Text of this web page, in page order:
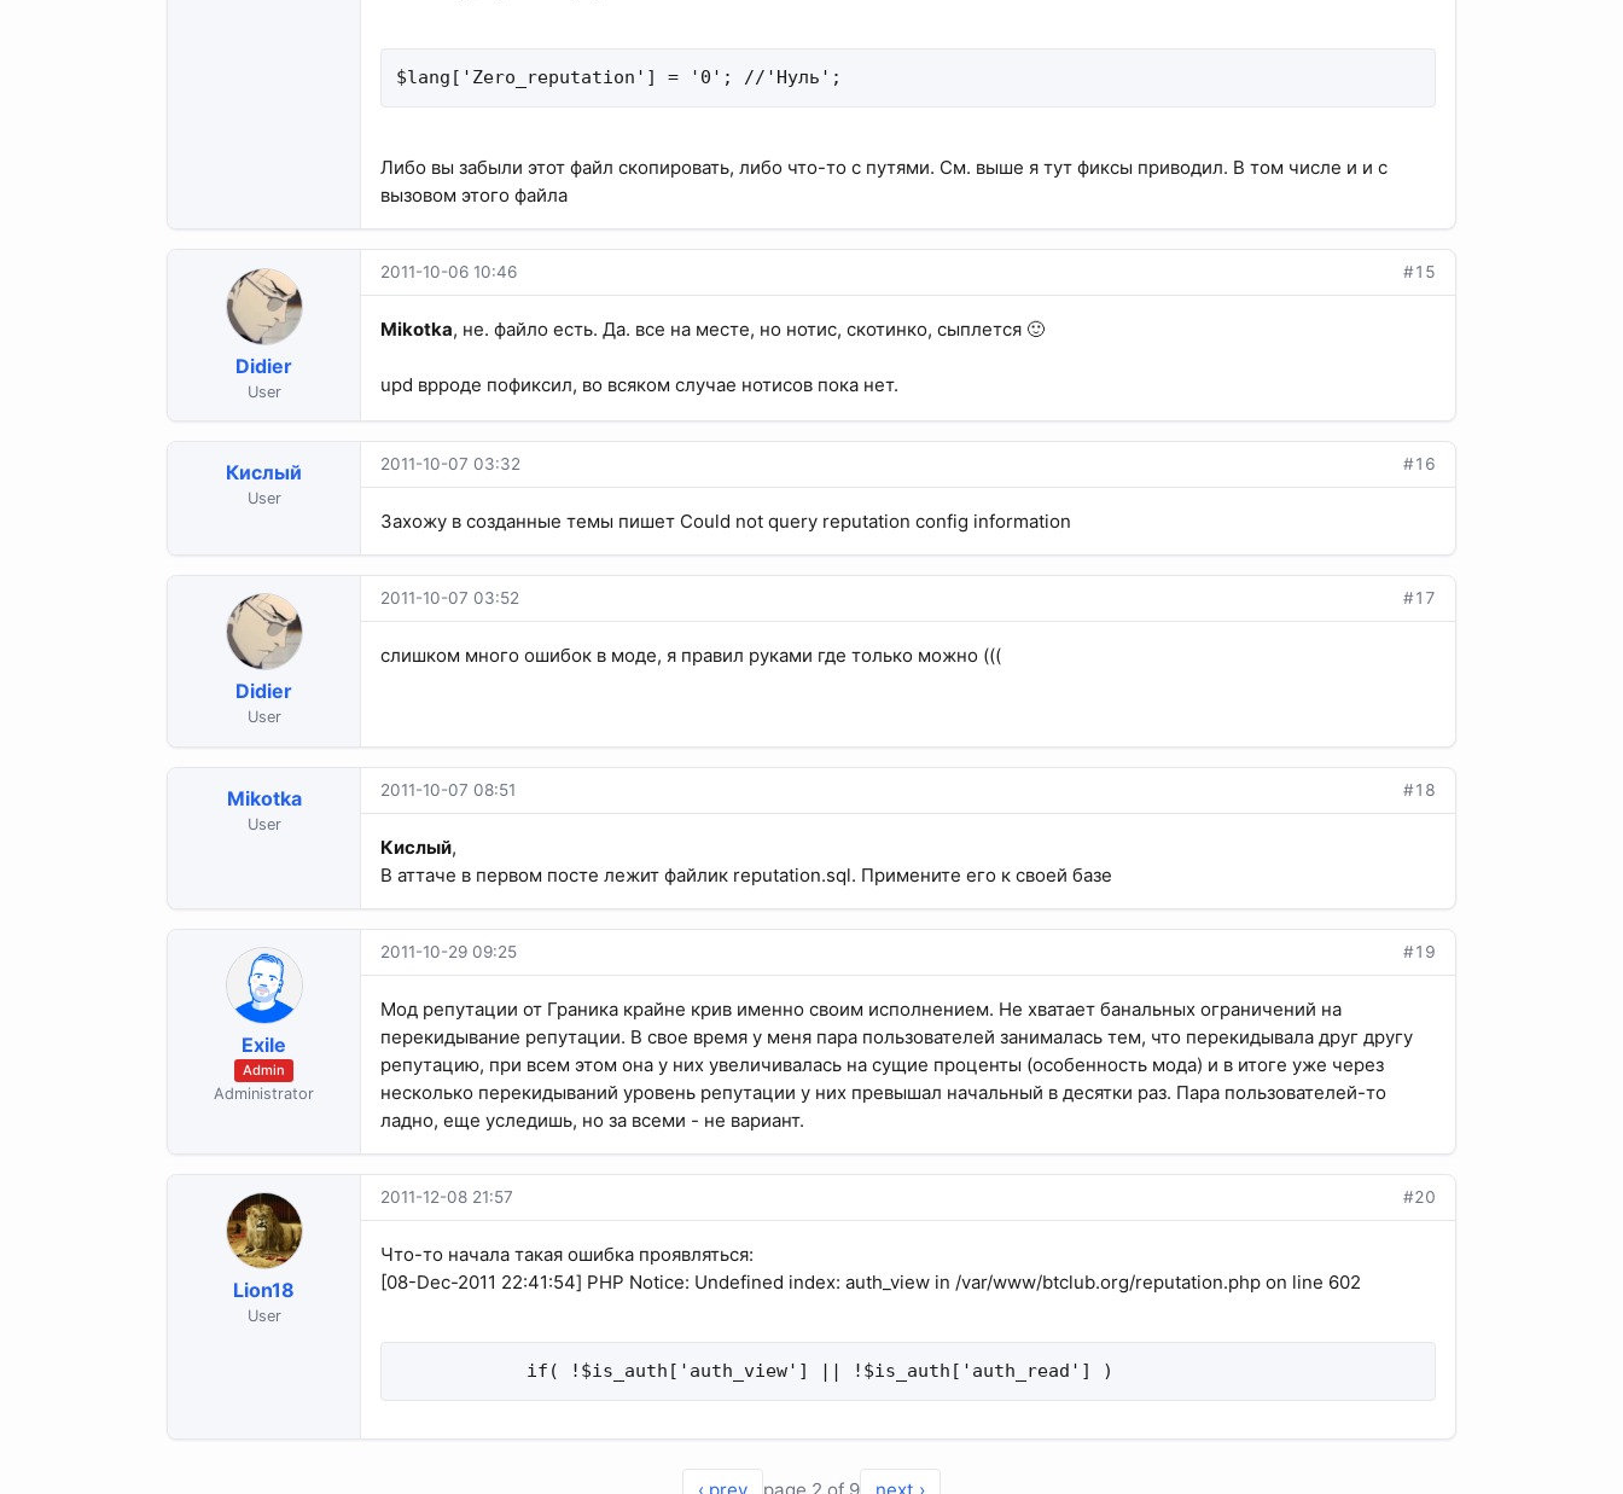
$lang['Zero_reputation'] = '0'; //'Нуль';
Либо вы забыли этот файл скопировать, либо что-то с путями. См. выше я тут фиксы приводил. В том числе и и с
вызовом этого файла
Didier
User
2011-10-06 10:46 #15
Mikotka, не. файло есть. Да. все на месте, но нотис, скотинко, сыплется 🙂
upd врроде пофиксил, во всяком случае нотисов пока нет.
Кислый
User
2011-10-07 03:32 #16
Захожу в созданные темы пишет Could not query reputation config information
Didier
User
2011-10-07 03:52 #17
слишком много ошибок в моде, я правил руками где только можно (((
Mikotka
User
2011-10-07 08:51 #18
Кислый,
В аттаче в первом посте лежит файлик reputation.sql. Примените его к своей базе
Exile
Admin
Administrator
2011-10-29 09:25 #19
Мод репутации от Граника крайне крив именно своим исполнением. Не хватает банальных ограничений на
перекидывание репутации. В свое время у меня пара пользователей занималась тем, что перекидывала друг другу
репутацию, при всем этом она у них увеличивалась на сущие проценты (особенность мода) и в итоге уже через
несколько перекидываний уровень репутации у них превышал начальный в десятки раз. Пара пользователей-то
ладно, еще уследишь, но за всеми - не вариант.
Lion18
User
2011-12-08 21:57 #20
Что-то начала такая ошибка проявляться:
[08-Dec-2011 22:41:54] PHP Notice: Undefined index: auth_view in /var/www/btclub.org/reputation.php on line 602
            if( !$is_auth['auth_view'] || !$is_auth['auth_read'] )
‹ prev page 2 of 9 next ›